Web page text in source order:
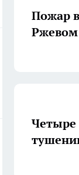
Пожар
Четыре